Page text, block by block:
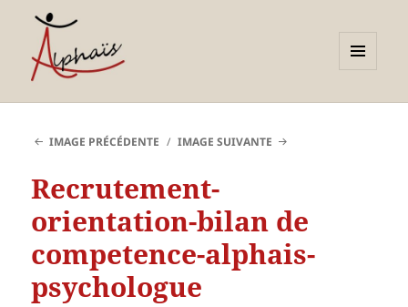
compétences et
orientations adultes et
jeunes
WIDGETS
IMAGE PRÉCÉDENTE IMAGE SUIVANTE
Recrutement-
orientation-bilan de
competence-alphais-
psychologue